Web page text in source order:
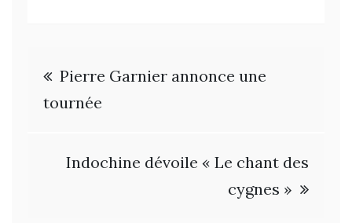
Navigation
de
l’article
Pierre Garnier annonce une
tournée
Indochine dévoile « Le chant des
cygnes »